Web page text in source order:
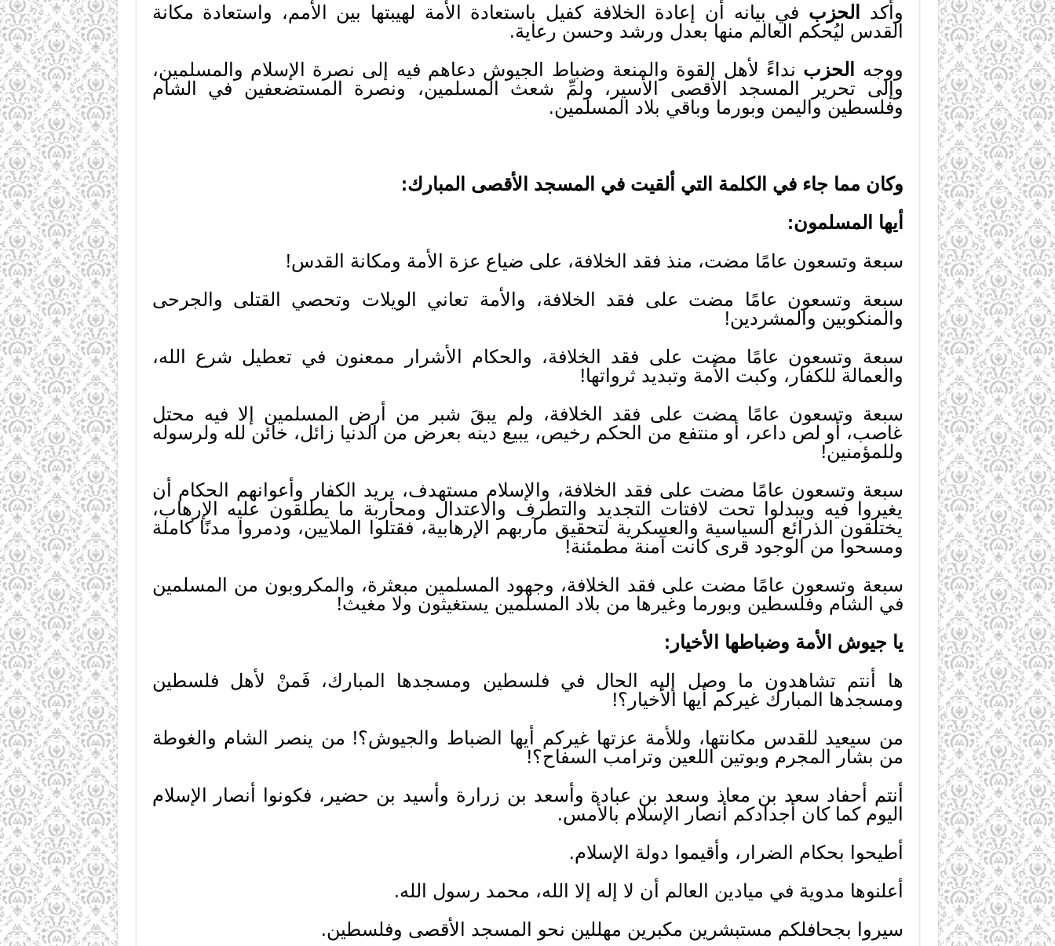
وأكد
الحزب في بيانه أن إعادة الخلافة كفيل باستعادة الأمة لهيبتها بين الأمم، واستعادة مكانة
القدس ليُحكم العالم منها بعدل ورشد وحسن رعاية.
ووجه
الحزب نداءً لأهل القوة والمنعة وضباط الجيوش دعاهم فيه إلى نصرة الإسلام والمسلمين،
وإلى تحرير المسجد الأقصى الأسير، ولمِّ شعث المسلمين، ونصرة المستضعفين في الشام
وفلسطين واليمن وبورما وباقي بلاد المسلمين.
وكان مما جاء في الكلمة التي ألقيت في المسجد الأقصى المبارك:
أيها المسلمون:
سبعة وتسعون عامًا مضت، منذ فقد الخلافة، على ضياع عزة الأمة ومكانة القدس!
سبعة وتسعون عامًا مضت على فقد الخلافة، والأمة تعاني الويلات وتحصي القتلى والجرحى
والمنكوبين والمشردين!
سبعة وتسعون عامًا مضت على فقد الخلافة، والحكام الأشرار ممعنون في تعطيل شرع الله،
والعمالة للكفار، وكبت الأمة وتبديد ثرواتها!
سبعة وتسعون عامًا مضت على فقد الخلافة، ولم يبقَ شبر من أرض المسلمين إلا فيه محتل
غاصب، أو لص داعر، أو منتفع من الحكم رخيص، يبيع دينه بعرض من الدنيا زائل، خائن لله ولرسوله
وللمؤمنين!
سبعة وتسعون عامًا مضت على فقد الخلافة، والإسلام مستهدف، يريد الكفار وأعوانهم الحكام أن
يغيروا فيه ويبدلوا تحت لافتات التجديد والتطرف والاعتدال ومحاربة ما يطلقون عليه الإرهاب،
يختلقون الذرائع السياسية والعسكرية لتحقيق مآربهم الإرهابية، فقتلوا الملايين، ودمروا مدنًا كاملة
ومسحوا من الوجود قرى كانت آمنة مطمئنة!
سبعة وتسعون عامًا مضت على فقد الخلافة، وجهود المسلمين مبعثرة، والمكروبون من المسلمين
في الشام وفلسطين وبورما وغيرها من بلاد المسلمين يستغيثون ولا مغيث!
يا جيوش الأمة وضباطها الأخيار:
ها أنتم تشاهدون ما وصل إليه الحال في فلسطين ومسجدها المبارك، فَمنْ لأهل فلسطين
ومسجدها المبارك غيركم أيها الأخيار؟!
من سيعيد للقدس مكانتها، وللأمة عزتها غيركم أيها الضباط والجيوش؟! من ينصر الشام والغوطة
من بشار المجرم وبوتين اللعين وترامب السفاح؟!
أنتم أحفاد سعد بن معاذ وسعد بن عبادة وأسعد بن زرارة وأسيد بن حضير، فكونوا أنصار الإسلام
اليوم كما كان أجدادكم أنصار الإسلام بالأمس.
أطيحوا بحكام الضرار، وأقيموا دولة الإسلام.
أعلنوها مدوية في ميادين العالم أن لا إله إلا الله، محمد رسول الله.
سيروا بجحافلكم مستبشرين مكبرين مهللين نحو المسجد الأقصى وفلسطين.